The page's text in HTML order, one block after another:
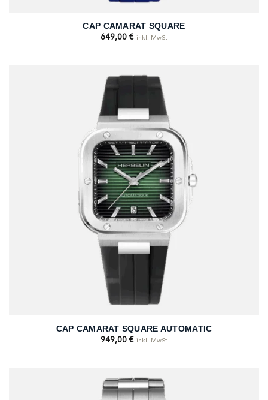
CAP CAMARAT SQUARE
649,00 € inkl. MwSt
CAP CAMARAT SQUARE AUTOMATIC
949,00 € inkl. MwSt